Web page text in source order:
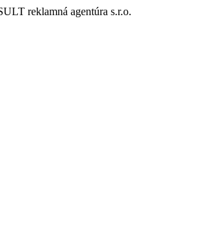
reklamná agentúra s.r.o.